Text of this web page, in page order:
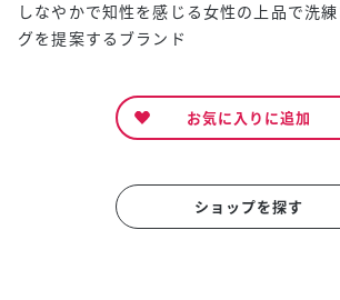
しなやかで知性を感じる女性の上品で洗
グを提案するブランド
お気に入りに追加
ショップを探す